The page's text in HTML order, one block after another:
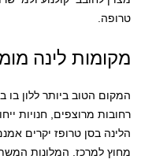
טרופה.
מקומות לינה
המקום הטוב ביותר ללון
רחובות מרוצפים, חנויות
הלינה בסן טרופז יקרים
מחוץ למרכז. המלונות